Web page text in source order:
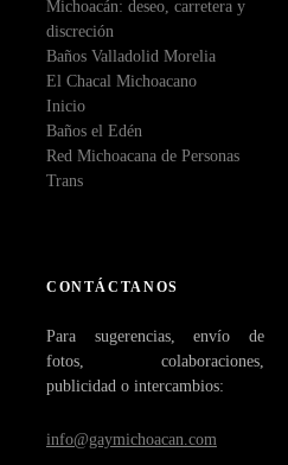
Michoacán: deseo, carretera y
discreción
Baños Valladolid Morelia
El Chacal Michoacano
Inicio
Baños el Edén
Red Michoacana de Personas
Trans
CONTÁCTANOS
Para sugerencias, envío de
fotos, colaboraciones,
publicidad o intercambios:
info@gaymichoacan.com